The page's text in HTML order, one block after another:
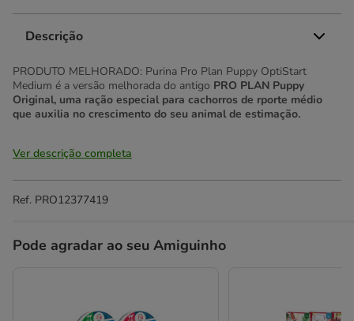
Descrição
PRODUTO MELHORADO: Purina Pro Plan Puppy OptiStart
Medium é a versão melhorada do antigo PRO PLAN Puppy
Original, uma ração especial para cachorros de rporte médio
que auxilia no crescimento do seu animal de estimação.
Ver descrição completa
Ref. PRO12377419
Pode agradar ao seu Amiguinho